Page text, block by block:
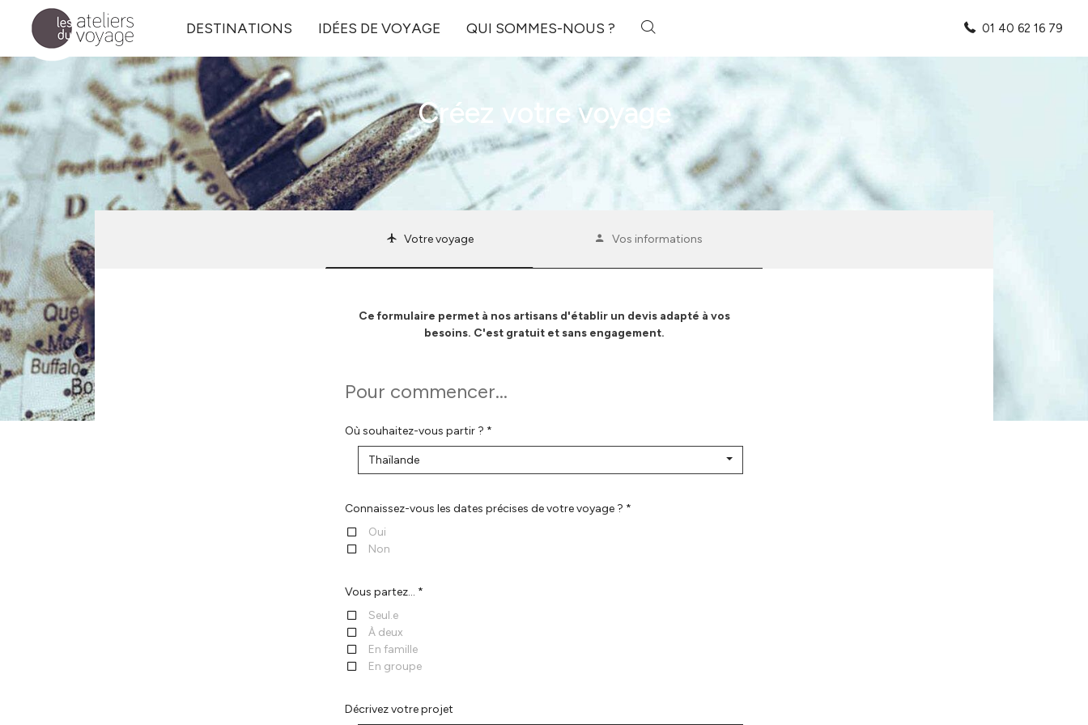
Aller au contenu principal
DESTINATIONS IDÉES DE VOYAGE QUI SOMMES-NOUS ? 01 40 62 16 79
Créez votre voyage
Votre voyage Vos informations
Ce formulaire permet à nos artisans d'établir un devis adapté à vos
besoins. C'est gratuit et sans engagement.
Pour commencer...
Où souhaitez-vous partir ? *
Thaïlande
Connaissez-vous les dates précises de votre voyage ? *
Oui
Non
Vous partez... *
Seul.e
À deux
En famille
En groupe
Décrivez votre projet